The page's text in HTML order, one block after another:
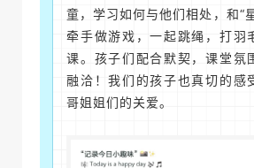
童，学习如何与他们相处，和“
牵手做游戏，一起跳绳，打羽
课。孩子们配合默契，课堂氛
融洽！我们的孩子也真切的感
哥姐姐们的关爱。